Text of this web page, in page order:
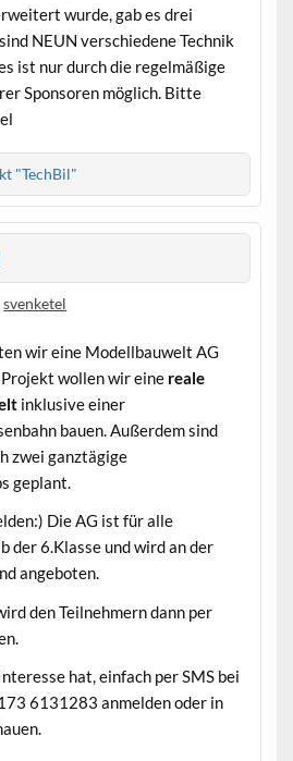
wurde, gab es drei
NEUN verschiedene Technik
ist nur durch die regelmäßige
Sponsoren möglich. Bitte
"TechBil"
svenketel
wir eine Modellbauwelt AG
wollen wir einereale
inklusive einer
bauen. Außerdem sind
zwei ganztägige
geplant.
Die AG ist für alle
der 6.Klasse und wird an der
angeboten.
den Teilnehmern dann per
hat, einfach per SMS bei
6131283 anmelden oder in